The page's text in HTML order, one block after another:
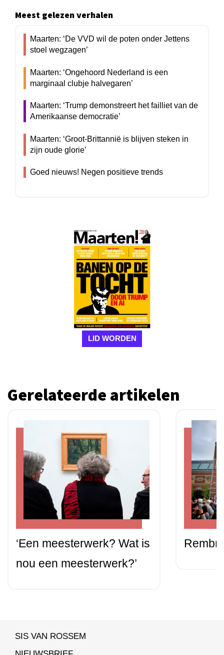
Meest gelezen verhalen
Maarten: ‘De VVD wil de poten onder Jettens
stoel wegzagen’
Maarten: ‘Ongehoord Nederland is een
marginaal clubje halvegaren’
Maarten: ‘Trump demonstreert het failliet van de
Amerikaanse democratie’
Maarten: ‘Groot-Brittannië is blijven steken in
zijn oude glorie’
Goed nieuws! Negen positieve trends
LID WORDEN
Gerelateerde artikelen
‘Een meesterwerk? Wat is
nou een meesterwerk?’
SIS VAN ROSSEM